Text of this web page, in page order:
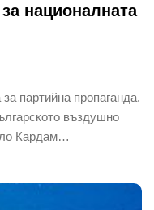
националната
партийна пропаганда.
въздушно
Кардам…